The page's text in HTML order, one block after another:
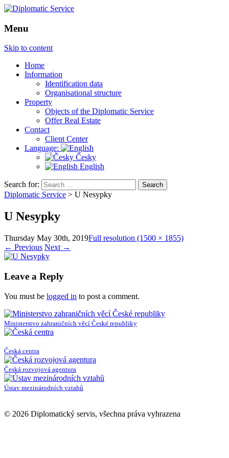
Menu
Skip to content
Home
Information
Identification data
Organisational structure
Property
Objects of the Diplomatic Service
Offer Real Estate
Contact
Client Center
Language:
Česky
English
Search for:
Diplomatic Service > U Nesypky
U Nesypky
Thursday May 30th, 2019Full resolution (1500 × 1855)
← Previous Next →
Leave a Reply
You must be logged in to post a comment.
Ministerstvo zahraničních věcí České republiky
Česká centra
Česká rozvojová agentura
Ústav mezinárodních vztahů
© 2026 Diplomatický servis, všechna práva vyhrazena